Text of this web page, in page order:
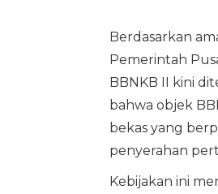
Berdasarkan
Pemerintah
BBNKB II kini
bahwa objek
bekas yang
penyerahan
Kebijakan ini